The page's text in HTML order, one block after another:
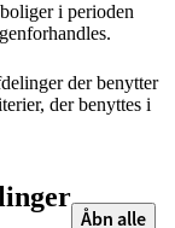
i perioden
der benytter
der benyttes i
Åbn alle